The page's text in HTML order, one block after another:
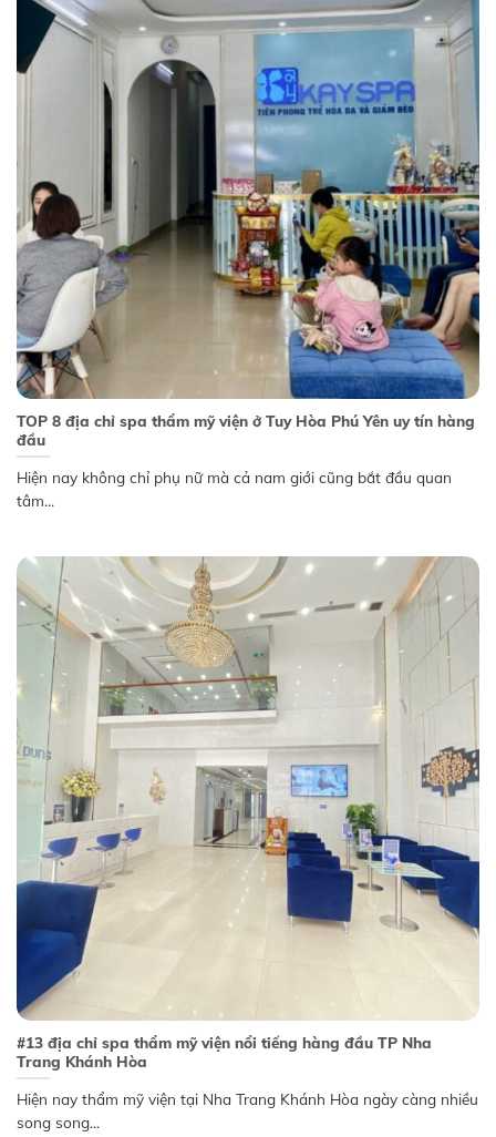
TOP 8 địa chỉ spa thẩm mỹ viện ở Tuy Hòa Phú Yên uy tín hàng
đầu
Hiện nay không chỉ phụ nữ mà cả nam giới cũng bắt đầu quan
tâm...
#13 địa chỉ spa thẩm mỹ viện nổi tiếng hàng đầu TP Nha
Trang Khánh Hòa
Hiện nay thẩm mỹ viện tại Nha Trang Khánh Hòa ngày càng nhiều
song song...